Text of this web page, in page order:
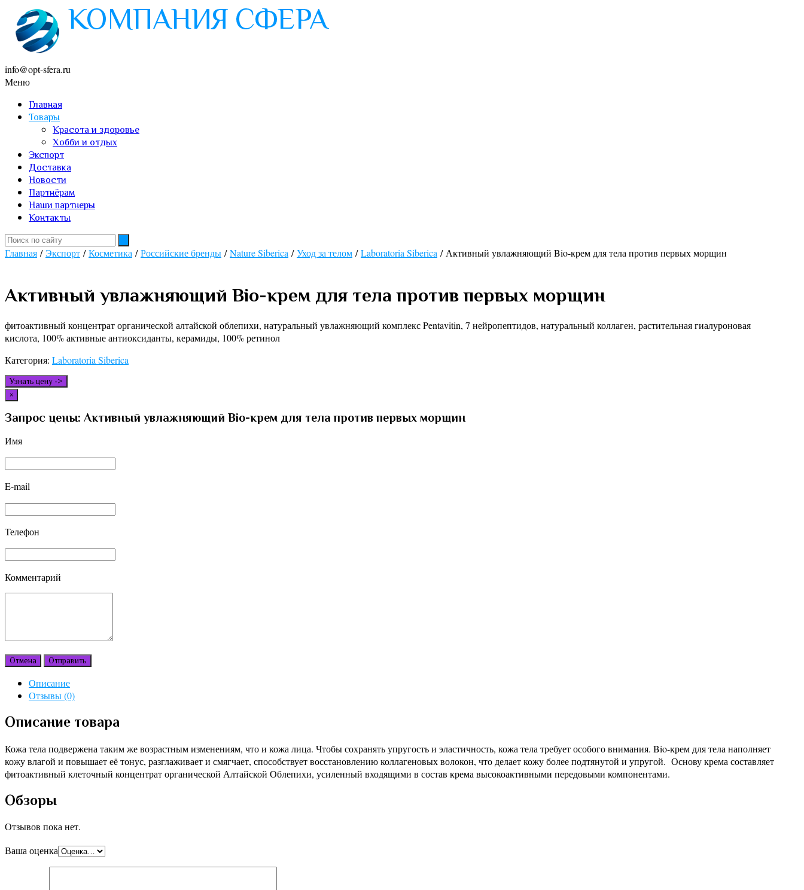
info@opt-sfera.ru
Меню
Главная
Товары
Красота и здоровье
Хобби и отдых
Экспорт
Доставка
Новости
Партнёрам
Наши партнеры
Контакты
Главная /Экспорт /Косметика /Российские бренды /Nature Siberica /Уход за телом /Laboratoria Siberica / Активный увлажняющий Bio-крем для тела против первых морщин
Активный увлажняющий Bio-крем для тела против первых морщин
фитоактивный концентрат органической алтайской облепихи, натуральный увлажняющий комплекс Pentavitin, 7 нейропептидов, натуральный коллаген, растительная гиалуроновая
кислота, 100% активные антиоксиданты, керамиды, 100% ретинол
Категория: Laboratoria Siberica
Узнать цену ->
×
Запрос цены: Активный увлажняющий Bio-крем для тела против первых морщин
Имя
E-mail
Телефон
Комментарий
Отмена Отправить
Описание
Отзывы (0)
Описание товара
Кожа тела подвержена таким же возрастным изменениям, что и кожа лица. Чтобы сохранять упругость и эластичность, кожа тела требует особого внимания. Bio-крем для тела наполняет
кожу влагой и повышает её тонус, разглаживает и смягчает, способствует восстановлению коллагеновых волокон, что делает кожу более подтянутой и упругой. Основу крема составляет
фитоактивный клеточный концентрат органической Алтайской Облепихи, усиленный входящими в состав крема высокоактивными передовыми компонентами.
Обзоры
Отзывов пока нет.
Ваша оценка